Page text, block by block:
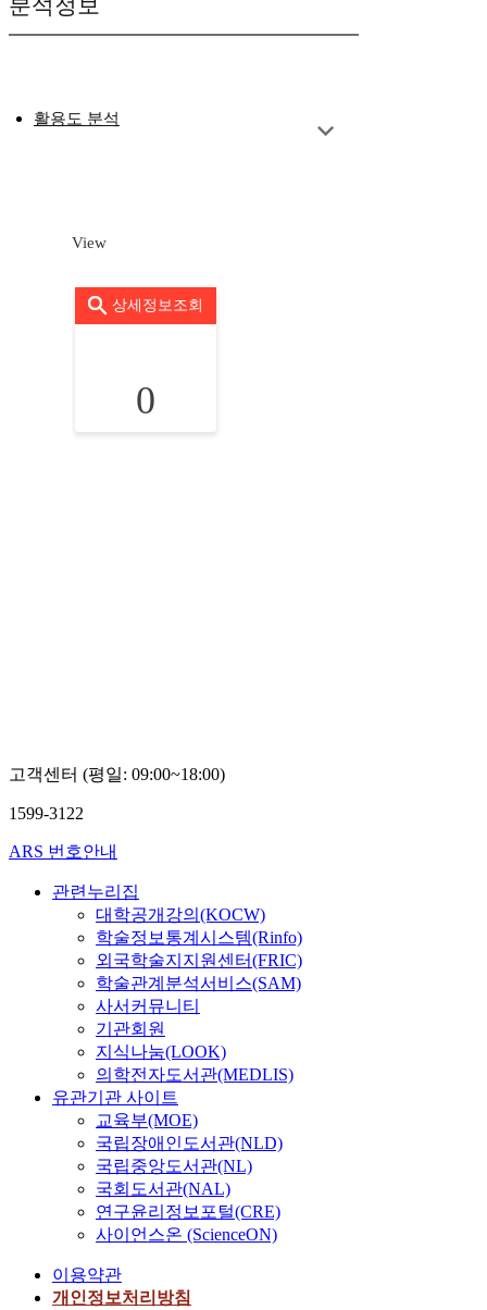
분석정보
활용도 분석
View
상세정보조회
0
고객센터 (평일: 09:00~18:00)
1599-3122
ARS 번호안내
관련누리집
대학공개강의(KOCW)
학술정보통계시스템(Rinfo)
외국학술지지원센터(FRIC)
학술관계분석서비스(SAM)
사서커뮤니티
기관회원
지식나눔(LOOK)
의학전자도서관(MEDLIS)
유관기관 사이트
교육부(MOE)
국립장애인도서관(NLD)
국립중앙도서관(NL)
국회도서관(NAL)
연구윤리정보포털(CRE)
사이언스온 (ScienceON)
이용약관
개인정보처리방침